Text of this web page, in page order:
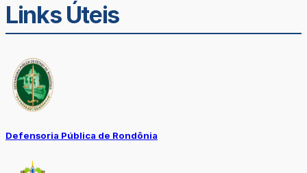
Links Úteis
Defensoria Pública de Rondônia